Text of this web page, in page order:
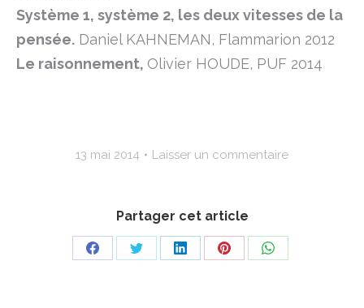
Système 1, système 2, les deux vitesses de la
pensée. Daniel KAHNEMAN, Flammarion 2012
Le raisonnement, Olivier HOUDE, PUF 2014
13 mai 2014 Laisser un commentaire
Partager cet article
Share
Share
Share
Share
Share